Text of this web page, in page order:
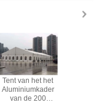
Tent van het het
Aluminiumkader
van de 200